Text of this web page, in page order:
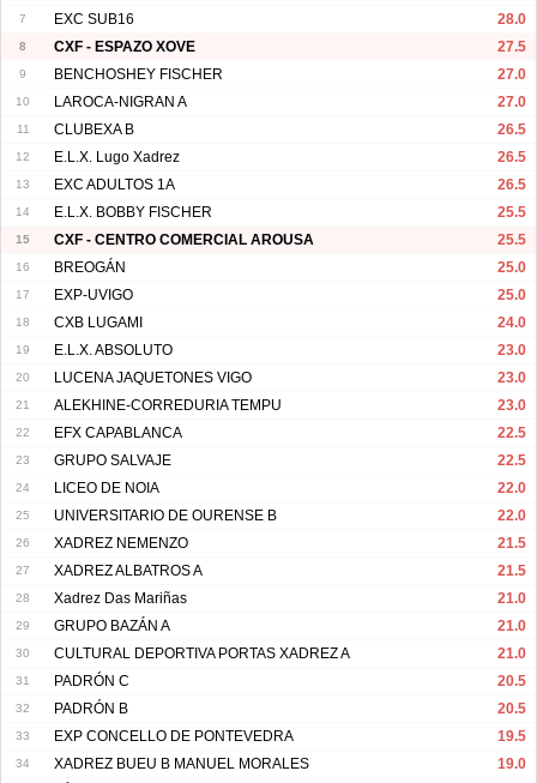
7 EXC SUB16 28.0
8 CXF - ESPAZO XOVE 27.5
9 BENCHOSHEY FISCHER 27.0
10 LAROCA-NIGRAN A 27.0
11 CLUBEXA B 26.5
12 E.L.X. Lugo Xadrez 26.5
13 EXC ADULTOS 1A 26.5
14 E.L.X. BOBBY FISCHER 25.5
15 CXF - CENTRO COMERCIAL AROUSA 25.5
16 BREOGÁN 25.0
17 EXP-UVIGO 25.0
18 CXB LUGAMI 24.0
19 E.L.X. ABSOLUTO 23.0
20 LUCENA JAQUETONES VIGO 23.0
21 ALEKHINE-CORREDURIA TEMPU 23.0
22 EFX CAPABLANCA 22.5
23 GRUPO SALVAJE 22.5
24 LICEO DE NOIA 22.0
25 UNIVERSITARIO DE OURENSE B 22.0
26 XADREZ NEMENZO 21.5
27 XADREZ ALBATROS A 21.5
28 Xadrez Das Mariñas 21.0
29 GRUPO BAZÁN A 21.0
30 CULTURAL DEPORTIVA PORTAS XADREZ A 21.0
31 PADRÓN C 20.5
32 PADRÓN B 20.5
33 EXP CONCELLO DE PONTEVEDRA 19.5
34 XADREZ BUEU B MANUEL MORALES 19.0